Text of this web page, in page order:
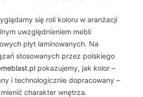
się roli koloru w aranżacji
uwzględnieniem mebli
płyt laminowanych. Na
stosowanych przez polskiego
pokazujemy, jak kolor –
i technologicznie dopracowany –
charakter wnętrza.